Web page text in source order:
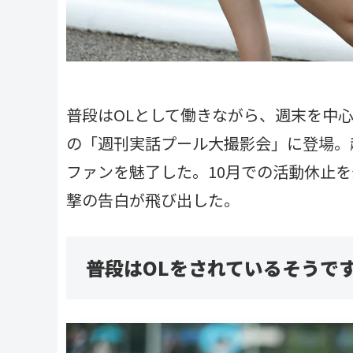
普段はOLとして働きながら、週末を中
の「週刊実話プール大撮影会」に登場
ファンを魅了した。10月での活動休止
撃の告白が飛び出した。
――普段はOLをされているそうで